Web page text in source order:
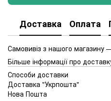
Доставка Оплата
Самовивіз з нашого магазину
Більше інформації про
Способи доставки
Доставка "Укрпошта"
Нова Пошта